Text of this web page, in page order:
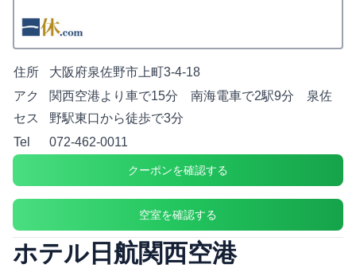
住所
大阪府泉佐野市上町3-4-18
アク
セス
関西空港より車で15分 南海電車で2駅9分 泉佐
野駅東口から徒歩で3分
Tel
072-462-0011
クーポンを確認する
空室を確認する
ホテル日航関西空港